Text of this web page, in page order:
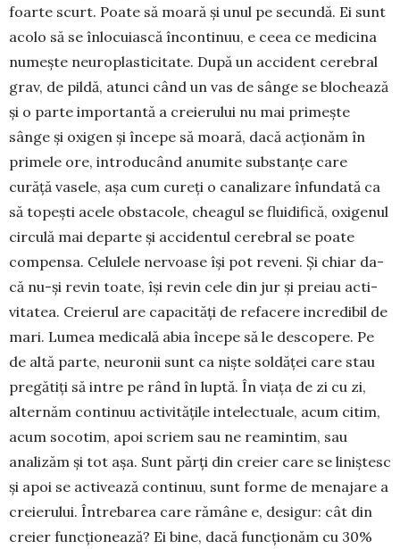
foarte scurt. Poate să moară și unul pe secundă. Ei sunt
acolo să se înlocuiască încontinuu, e ceea ce medicina
numește neuroplasticitate. După un accident cerebral
grav, de pildă, atunci când un vas de sânge se blochează
și o parte importantă a creierului nu mai primește
sânge și oxigen și începe să moară, dacă acționăm în
primele ore, intro­du­când anumite substanțe care
curăță vasele, așa cum cureți o canalizare înfundată ca
să topești acele obsta­cole, cheagul se fluidifică, oxigenul
circulă mai departe și accidentul cerebral se poate
com­pensa. Celulele nervoase își pot reveni. Și chiar da­
că nu-și revin toate, își revin cele din jur și preiau ac­ti­
vitatea. Creierul are capacități de refacere in­credibil de
mari. Lumea medicală abia începe să le des­copere. Pe
de altă parte, neuronii sunt ca niște soldăței care stau
pregătiți să intre pe rând în luptă. În viața de zi cu zi,
alternăm continuu activitățile inte­lectuale, acum citim,
acum socotim, apoi scriem sau ne reamintim, sau
analizăm și tot așa. Sunt părți din creier care se liniștesc
și apoi se activează con­tinuu, sunt forme de menajare a
creierului. Între­barea care rămâne e, desigur: cât din
creier func­țio­nează? Ei bine, dacă funcțio­năm cu 30%